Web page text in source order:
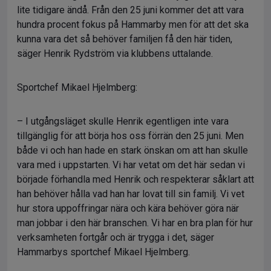
lite tidigare ändå. Från den 25 juni kommer det att vara
hundra procent fokus på Hammarby men för att det ska
kunna vara det så behöver familjen få den här tiden,
säger Henrik Rydström via klubbens uttalande.
Sportchef Mikael Hjelmberg:
– I utgångsläget skulle Henrik egentligen inte vara
tillgänglig för att börja hos oss förrän den 25 juni. Men
både vi och han hade en stark önskan om att han skulle
vara med i uppstarten. Vi har vetat om det här sedan vi
började förhandla med Henrik och respekterar såklart att
han behöver hålla vad han har lovat till sin familj. Vi vet
hur stora uppoffringar nära och kära behöver göra när
man jobbar i den här branschen. Vi har en bra plan för hur
verksamheten fortgår och är trygga i det, säger
Hammarbys sportchef Mikael Hjelmberg.